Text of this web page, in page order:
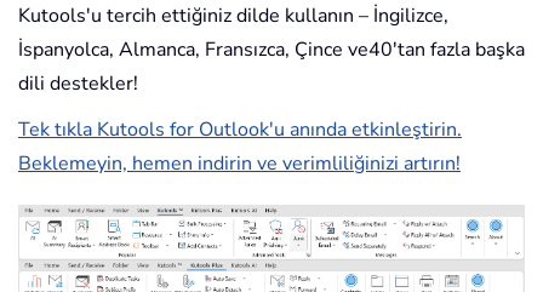
Kutools'u tercih ettiğiniz dilde kullanın – İngilizce,
İspanyolca, Almanca, Fransızca, Çince ve40'tan fazla başka
dili destekler!
Tek tıkla Kutools for Outlook'u anında etkinleştirin.
Beklemeyin, hemen indirin ve verimliliğinizi artırın!